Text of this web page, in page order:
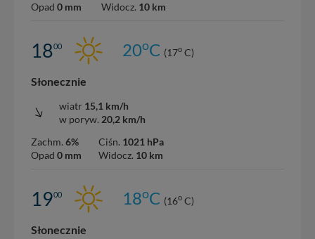
Opad 0 mm
Widocz. 10 km
1800 20oC (17o C)
Słonecznie
wiatr 15,1 km/h
w poryw. 20,2 km/h
Zachm. 6%
Opad 0 mm
Ciśn. 1021 hPa
Widocz. 10 km
1900 18oC (16o C)
Słonecznie